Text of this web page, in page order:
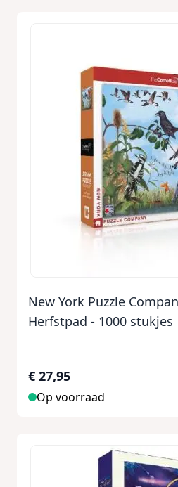
New York Puzzle
Herfstpad - 1000 stukjes
€ 27,95
Op voorraad